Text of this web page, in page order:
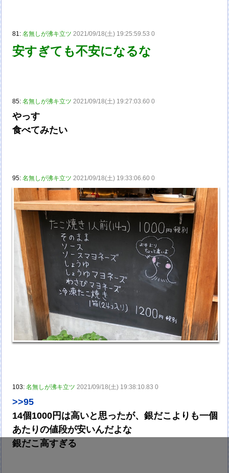
81:名無しが沸キ立ツ 2021/09/18(土) 19:25:59.53 0
安すぎても不安になるな
85:名無しが沸キ立ツ 2021/09/18(土) 19:27:03.60 0
やっす
食べてみたい
95:名無しが沸キ立ツ 2021/09/18(土) 19:33:06.60 0
103:名無しが沸キ立ツ 2021/09/18(土) 19:38:10.83 0
>>95
14個1000円は高いと思ったが、銀だこよりも一個
あたりの値段が安いんだよな
銀だこ高すぎる